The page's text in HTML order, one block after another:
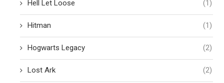
Hell Let Loose (1)
Hitman (1)
Hogwarts Legacy (2)
Lost Ark (2)